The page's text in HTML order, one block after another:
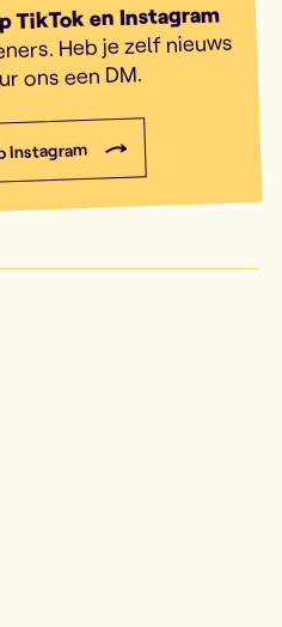
TikTok en Instagram
Heb je zelf nieuws
ons een DM.
Instagram